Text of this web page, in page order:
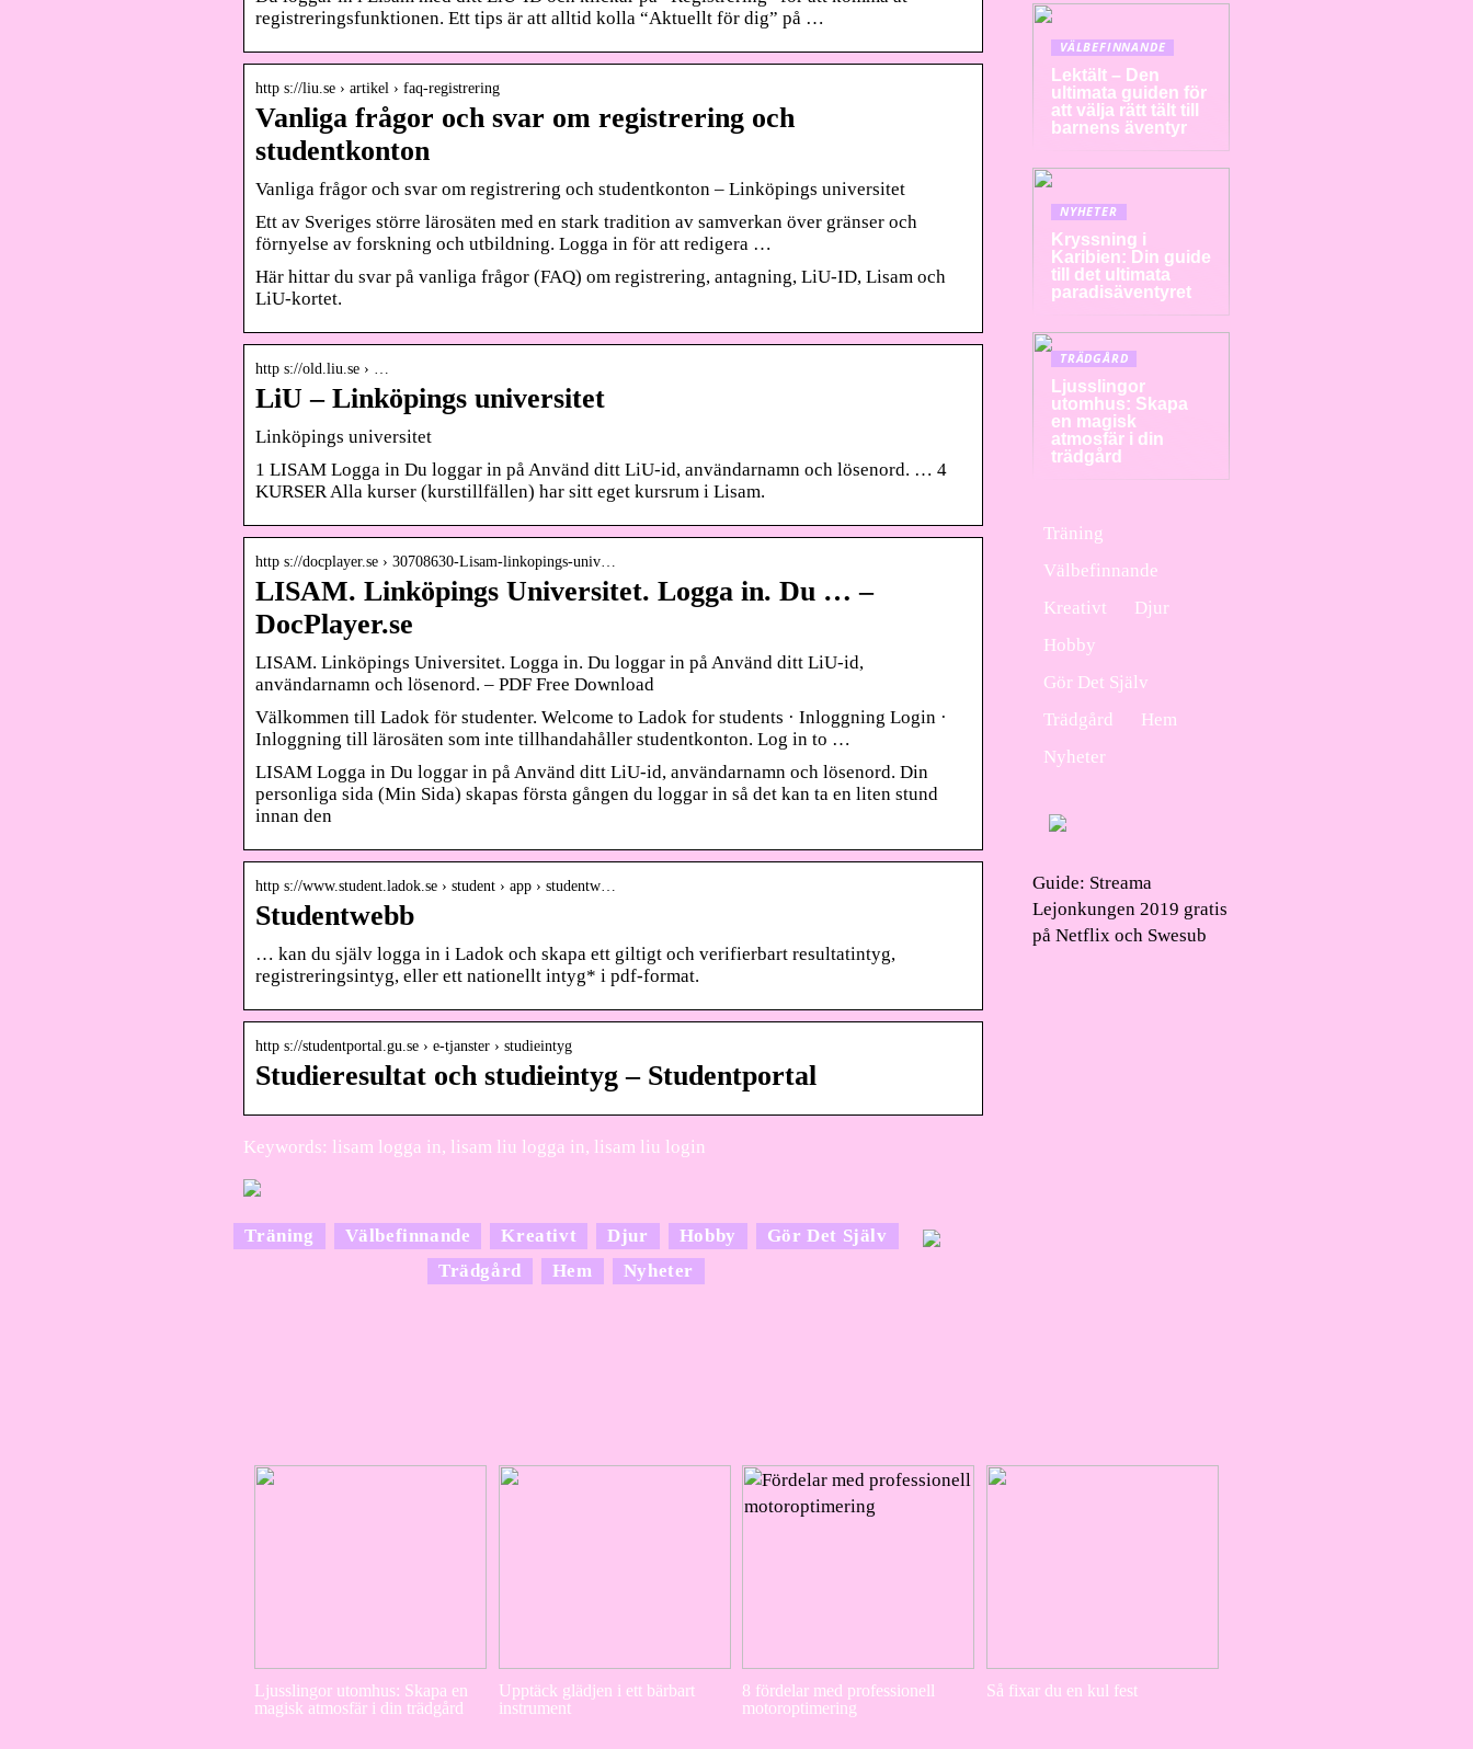
registreringsfunktionen. Ett tips är att alltid kolla “Aktuellt för dig” på …
http s://liu.se › artikel › faq-registrering
Vanliga frågor och svar om registrering och
studentkonton
Vanliga frågor och svar om registrering och studentkonton – Linköpings universitet
Ett av Sveriges större lärosäten med en stark tradition av samverkan över gränser och
förnyelse av forskning och utbildning. Logga in för att redigera …
Här hittar du svar på vanliga frågor (FAQ) om registrering, antagning, LiU-ID, Lisam och
LiU-kortet.
http s://old.liu.se › …
LiU – Linköpings universitet
Linköpings universitet
1 LISAM Logga in Du loggar in på Använd ditt LiU-id, användarnamn och lösenord. … 4
KURSER Alla kurser (kurstillfällen) har sitt eget kursrum i Lisam.
http s://docplayer.se › 30708630-Lisam-linkopings-univ…
LISAM. Linköpings Universitet. Logga in. Du … –
DocPlayer.se
LISAM. Linköpings Universitet. Logga in. Du loggar in på Använd ditt LiU-id,
användarnamn och lösenord. – PDF Free Download
Välkommen till Ladok för studenter. Welcome to Ladok for students · Inloggning Login ·
Inloggning till lärosäten som inte tillhandahåller studentkonton. Log in to …
LISAM Logga in Du loggar in på Använd ditt LiU-id, användarnamn och lösenord. Din
personliga sida (Min Sida) skapas första gången du loggar in så det kan ta en liten stund
innan den
http s://www.student.ladok.se › student › app › studentw…
Studentwebb
… kan du själv logga in i Ladok och skapa ett giltigt och verifierbart resultatintyg,
registreringsintyg, eller ett nationellt intyg* i pdf-format.
http s://studentportal.gu.se › e-tjanster › studieintyg
Studieresultat och studieintyg – Studentportal
Keywords: lisam logga in, lisam liu logga in, lisam liu login
VÄLBEFINNANDE
Lektält – Den
ultimata guiden för
att välja rätt tält till
barnens äventyr
NYHETER
Kryssning i
Karibien: Din guide
till det ultimata
paradisäventyret
TRÄDGÅRD
Ljusslingor
utomhus: Skapa
en magisk
atmosfär i din
trädgård
Träning
Välbefinnande
Kreativt
Djur
Hobby
Gör Det Själv
Trädgård
Hem
Nyheter
Guide: Streama
Lejonkungen 2019 gratis
på Netflix och Swesub
Träning Välbefinnande Kreativt Djur Hobby
Gör Det Själv
Trädgård
Hem Nyheter
Ljusslingor utomhus: Skapa en
magisk atmosfär i din trädgård
Upptäck glädjen i ett bärbart
instrument
8 fördelar med professionell
motoroptimering
Så fixar du en kul fest